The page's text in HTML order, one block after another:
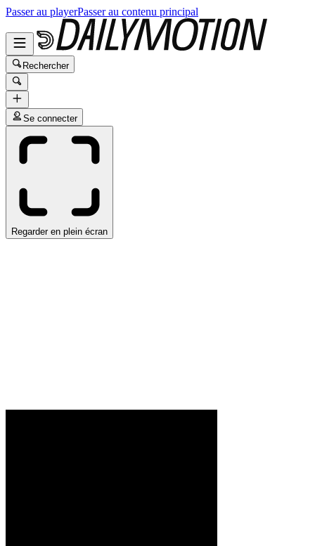
Passer au playerPasser au contenu principal
Rechercher
Se connecter
Regarder en plein écran